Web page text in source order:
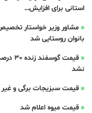
استانی برای افزایش…
مشاور وزیر خواستار
بانوان روستایی شد
قیمت
نشد
قیمت سبزیجات برگی و غیر
قیمت میوه اعلام شد